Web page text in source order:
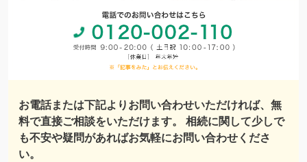
お電話または下記よりお問い合わせいただければ、無
料で直接ご相談をいただけます。 相続に関して少しで
も不安や疑問があればお気軽にお問い合わせくださ
い。